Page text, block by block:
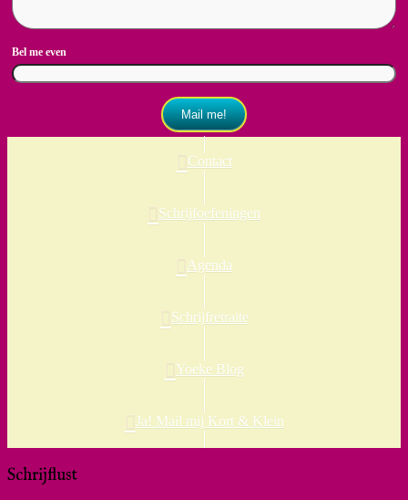
Bel me even
Mail me!
Contact
Schrijfoefeningen
Agenda
Schrijfretraite
Yoeke Blog
Ja! Mail mij Kort & Klein
Schrijflust